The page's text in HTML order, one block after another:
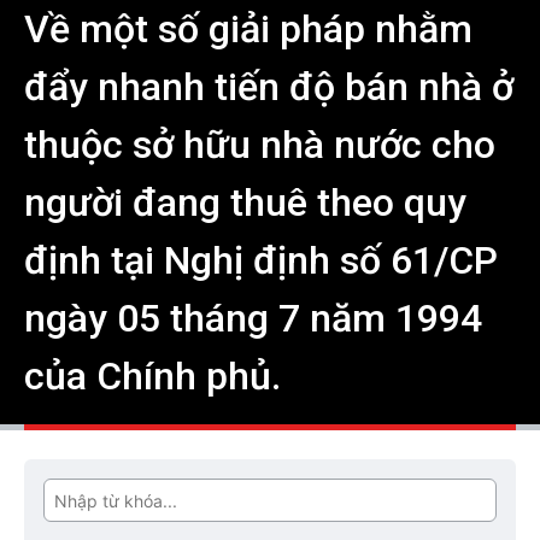
Về một số giải pháp nhằm
đẩy nhanh tiến độ bán nhà ở
thuộc sở hữu nhà nước cho
người đang thuê theo quy
định tại Nghị định số 61/CP
ngày 05 tháng 7 năm 1994
của Chính phủ.
Tìm